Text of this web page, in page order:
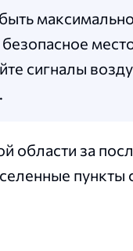
сигналы
области за